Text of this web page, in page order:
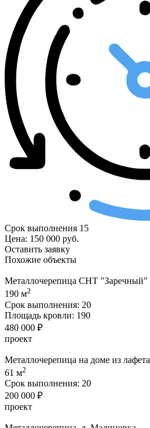
Срок выполнения 15
Цена: 150 000 руб.
Оставить заявку
Похожие объекты
Металлочерепица СНТ "Заречный"
190 м2
Срок выполнения: 20
Площадь кровли: 190
480 000 ₽
проект
Металлочерепица на доме из лафета
61 м2
Срок выполнения: 20
200 000 ₽
проект